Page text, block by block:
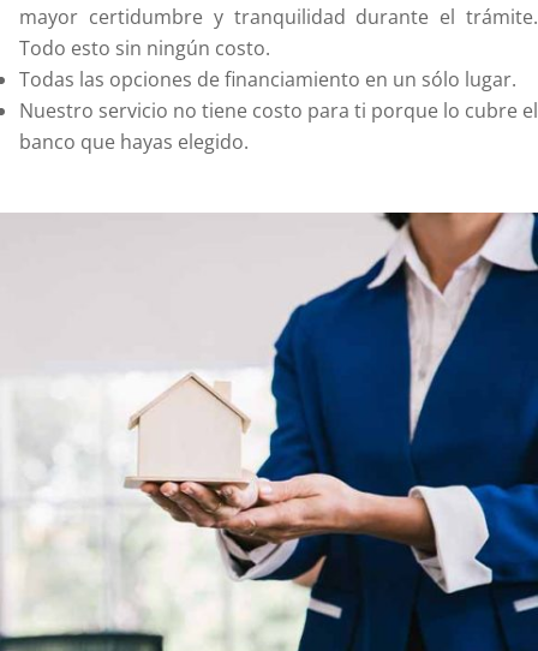
mayor certidumbre y tranquilidad durante el trámite.
Todo esto sin ningún costo.
Todas las opciones de financiamiento en un sólo lugar.
Nuestro servicio no tiene costo para ti porque lo cubre el
banco que hayas elegido.